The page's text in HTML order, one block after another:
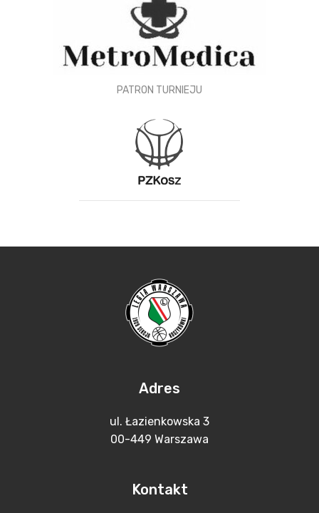
PATRON TURNIEJU
Adres
ul. Łazienkowska 3
00-449 Warszawa
Kontakt